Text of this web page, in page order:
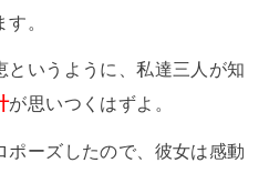
。
というように、私達三人が知
が思いつくはずよ。
ポーズしたので、彼女は感動